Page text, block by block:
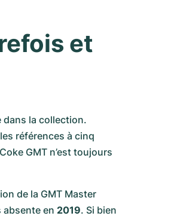
et
dans la collection.
références à cinq
GMT n’est toujours
de la GMT Master
en 2019. Si bien